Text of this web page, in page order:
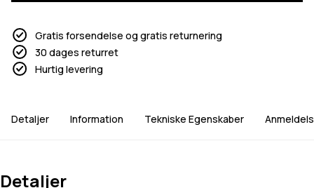
Gratis forsendelse og gratis returnering
30 dages returret
Hurtig levering
Detaljer Information Tekniske Egenskaber
Detaljer